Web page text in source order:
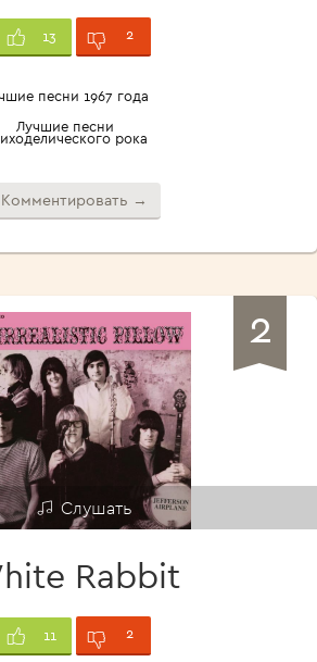
13 2
песни 1967 года
Лучшие песни
рока
Комментировать →
2
Слушать
Rabbit
11 2